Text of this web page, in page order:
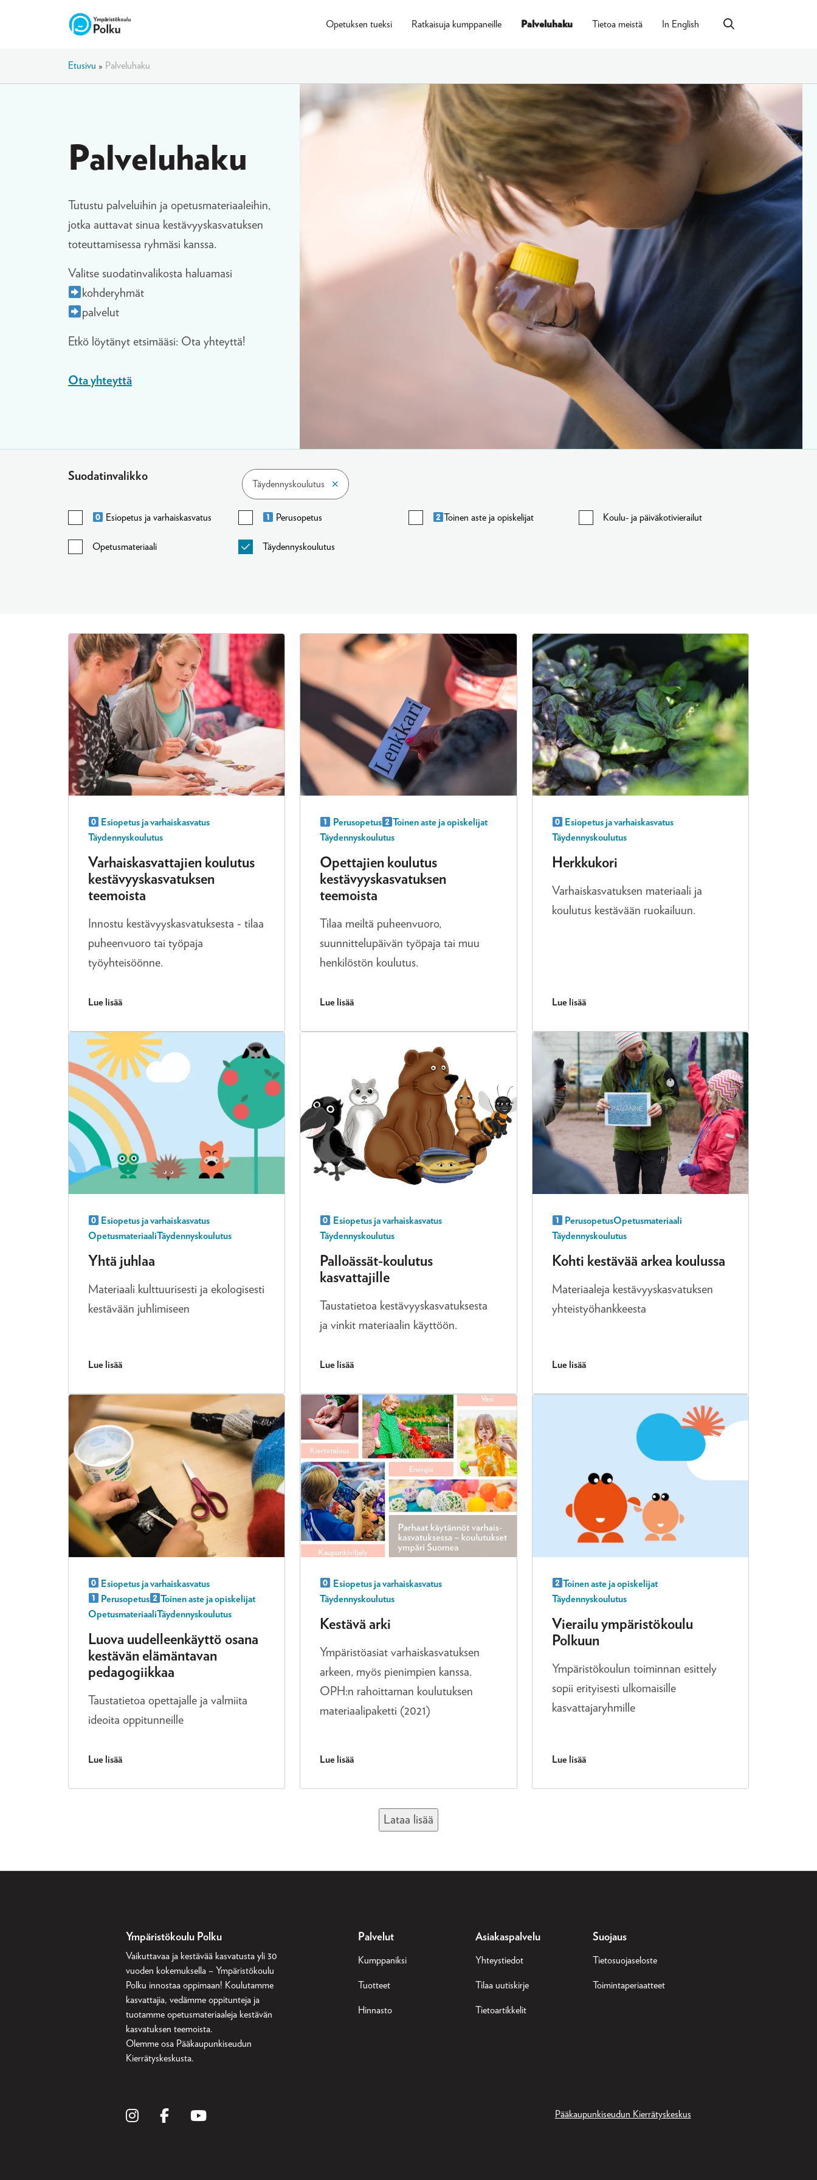
Opetuksen tueksi Ratkaisuja kumppaneille Palveluhaku Tietoa meistä In English
Etusivu » Palveluhaku
Palveluhaku
Tutustu palveluihin ja opetusmateriaaleihin,
jotka auttavat sinua kestävyyskasvatuksen
toteuttamisessa ryhmäsi kanssa.
Valitse suodatinvalikosta haluamasi
kohderyhmät
palvelut
Etkö löytänyt etsimääsi: Ota yhteyttä!
Ota yhteyttä
Suodatinvalikko
Täydennyskoulutus
Esiopetus ja varhaiskasvatus Perusopetus Toinen aste ja opiskelijat Koulu- ja päiväkotivierailut
Opetusmateriaali Täydennyskoulutus
Esiopetus ja varhaiskasvatus
Täydennyskoulutus
Varhaiskasvattajien koulutus
kestävyyskasvatuksen
teemoista
Innostu kestävyyskasvatuksesta - tilaa
puheenvuoro tai työpaja
työyhteisöönne.
Lue lisää
Perusopetus
Toinen aste ja opiskelijat
Täydennyskoulutus
Opettajien koulutus
kestävyyskasvatuksen
teemoista
Tilaa meiltä puheenvuoro,
suunnittelupäivän työpaja tai muu
henkilöstön koulutus.
Lue lisää
Esiopetus ja varhaiskasvatus
Täydennyskoulutus
Herkkukori
Varhaiskasvatuksen materiaali ja
koulutus kestävään ruokailuun.
Lue lisää
Esiopetus ja varhaiskasvatus
OpetusmateriaaliTäydennyskoulutus
Yhtä juhlaa
Materiaali kulttuurisesti ja ekologisesti
kestävään juhlimiseen
Lue lisää
Esiopetus ja varhaiskasvatus
Täydennyskoulutus
Palloässät-koulutus
kasvattajille
Taustatietoa kestävyyskasvatuksesta
ja vinkit materiaalin käyttöön.
Lue lisää
PerusopetusOpetusmateriaali
Täydennyskoulutus
Kohti kestävää arkea koulussa
Materiaaleja kestävyyskasvatuksen
yhteistyöhankkeesta
Lue lisää
Esiopetus ja varhaiskasvatus
Perusopetus
Toinen aste ja opiskelijat
OpetusmateriaaliTäydennyskoulutus
Luova uudelleenkäyttö osana
kestävän elämäntavan
pedagogiikkaa
Taustatietoa opettajalle ja valmiita
ideoita oppitunneille
Lue lisää
Esiopetus ja varhaiskasvatus
Täydennyskoulutus
Kestävä arki
Ympäristöasiat varhaiskasvatuksen
arkeen, myös pienimpien kanssa.
OPH:n rahoittaman koulutuksen
materiaalipaketti (2021)
Lue lisää
Toinen aste ja opiskelijat
Täydennyskoulutus
Vierailu ympäristökoulu
Polkuun
Ympäristökoulun toiminnan esittely
sopii erityisesti ulkomaisille
kasvattajaryhmille
Lue lisää
Lataa lisää
Ympäristökoulu Polku
Vaikuttavaa ja kestävää kasvatusta yli 30
vuoden kokemuksella – Ympäristökoulu
Polku innostaa oppimaan! Koulutamme
kasvattajia, vedämme oppitunteja ja
tuotamme opetusmateriaaleja kestävän
kasvatuksen teemoista.
Olemme osa Pääkaupunkiseudun
Kierrätyskeskusta.
Palvelut
Kumppaniksi
Tuotteet
Hinnasto
Asiakaspalvelu
Yhteystiedot
Tilaa uutiskirje
Tietoartikkelit
Suojaus
Tietosuojaseloste
Toimintaperiaatteet
Pääkaupunkiseudun Kierrätyskeskus